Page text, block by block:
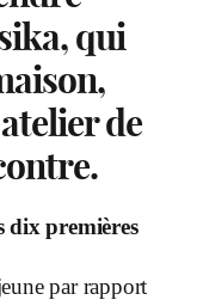
qui
de
dix premières
par rapport